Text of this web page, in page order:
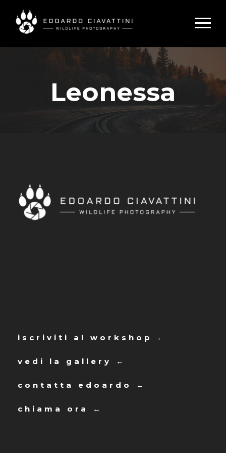
Leonessa
iscriviti al workshop ←
vedi la gallery ←
contatta edoardo ←
chiama ora ←